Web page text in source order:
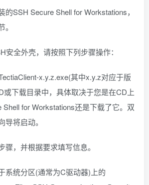
SSH Secure Shell for Workstations，
安全外壳，请按照下列步骤操作：
x.y.z.exe(其中x.y.z对应于版
或下载目录中，具体取决于您是在CD上
Shell for Workstations还是下载了它。双
将启动。
骤，并根据要求填写信息。
系统分区(通常为C驱动器)上的